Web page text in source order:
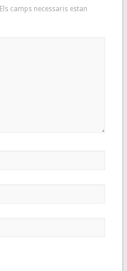
Els camps necessaris estan